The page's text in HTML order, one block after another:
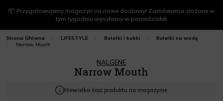
📦 Przygotowujemy magazyn na nowe dostawy! Zamówienia złożone w
tym tygodniu wysyłamy w poniedziałek
Strona Główna LIFESTYLE Butelki i kubki
Butelki na wodę
Narrow Mouth
NALGENE
Narrow Mouth
Niewielka ilość produktu na magazynie